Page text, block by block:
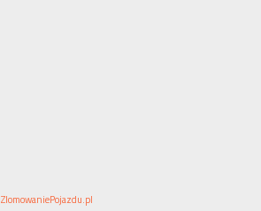
ZlomowaniePojazdu.pl